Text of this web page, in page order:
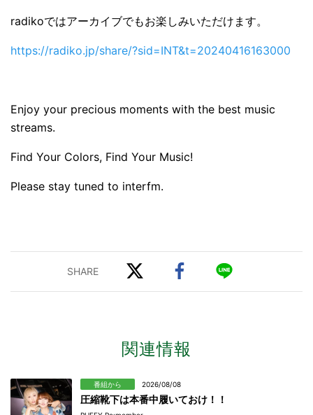
radikoではアーカイブでもお楽しみいただけます。
https://radiko.jp/share/?sid=INT&t=20240416163000
Enjoy your precious moments with the best music
streams.
Find Your Colors, Find Your Music!
Please stay tuned to interfm.
関連情報
番組から 2026/08/08
圧縮靴下は本番中履いておけ！！